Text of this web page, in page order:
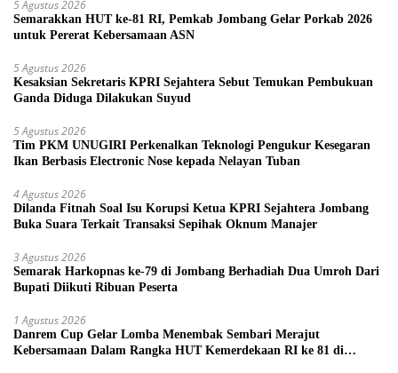
5 Agustus 2026
Semarakkan HUT ke-81 RI, Pemkab Jombang Gelar Porkab 2026
untuk Pererat Kebersamaan ASN
5 Agustus 2026
Kesaksian Sekretaris KPRI Sejahtera Sebut Temukan Pembukuan
Ganda Diduga Dilakukan Suyud
5 Agustus 2026
Tim PKM UNUGIRI Perkenalkan Teknologi Pengukur Kesegaran
Ikan Berbasis Electronic Nose kepada Nelayan Tuban
4 Agustus 2026
Dilanda Fitnah Soal Isu Korupsi Ketua KPRI Sejahtera Jombang
Buka Suara Terkait Transaksi Sepihak Oknum Manajer
3 Agustus 2026
Semarak Harkopnas ke-79 di Jombang Berhadiah Dua Umroh Dari
Bupati Diikuti Ribuan Peserta
1 Agustus 2026
Danrem Cup Gelar Lomba Menembak Sembari Merajut
Kebersamaan Dalam Rangka HUT Kemerdekaan RI ke 81 di